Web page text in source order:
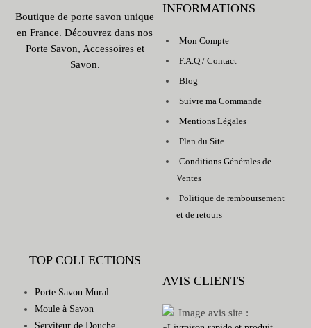
Boutique de porte savon unique
en France. Découvrez dans nos
Porte Savon, Accessoires et
Savon.
INFORMATIONS
Mon Compte
F.A.Q / Contact
Blog
Suivre ma Commande
Mentions Légales
Plan du Site
Conditions Générales de
Ventes
Politique de remboursement
et de retours
TOP COLLECTIONS
Porte Savon Mural
Moule à Savon
Serviteur de Douche
AVIS CLIENTS